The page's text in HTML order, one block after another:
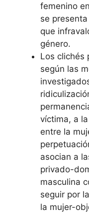
femenino
se
que
género.
Los clichés
según las
víctima, a
entre la
asocian a
privado-
masculina
seguir por
la mujer-